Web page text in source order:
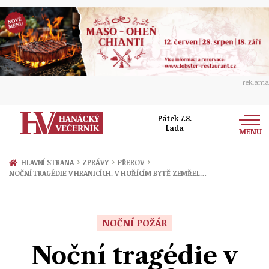
reklama
Pátek 7.8.
Lada
MENU
Zprávy
Přerov
Ekonomika
Ženy
Sport
HLAVNÍ STRANA › ZPRÁVY › PŘEROV ›
NOČNÍ TRAGÉDIE V HRANICÍCH. V HOŘÍCÍM BYTĚ ZEMŘEL…
NOČNÍ POŽÁR
Noční tragédie v